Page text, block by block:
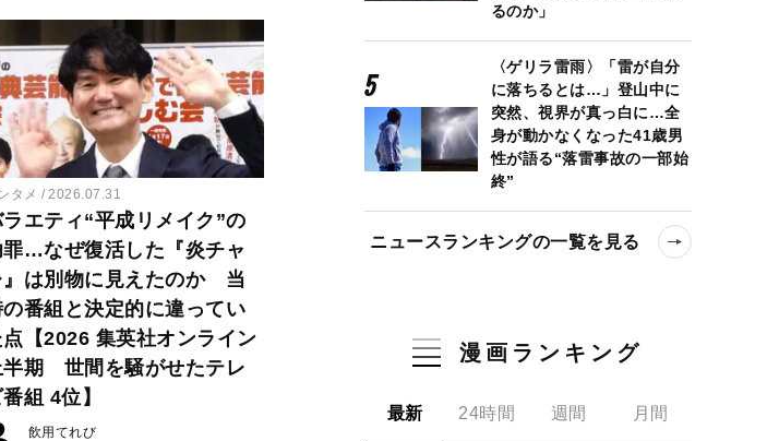
タメ 2026.07.31
エティ“平成リメイク”の
罪…なぜ復活した『炎チャ
』は別物に見えたのか 当
の番組と決定的に違ってい
点【2026 集英社オンライン
半期 世間を騒がせたテレ
番組 4位】
飲用てれび
るのか」
〈ゲリラ雷雨〉「雷が自分
に落ちるとは…」登山中に
突然、視界が真っ白に…全
身が動かなくなった41歳男
性が語る“落雷事故の一部始
終”
ニュースランキングの一覧を見る
漫画ランキング
最新 24時間 週間 月間